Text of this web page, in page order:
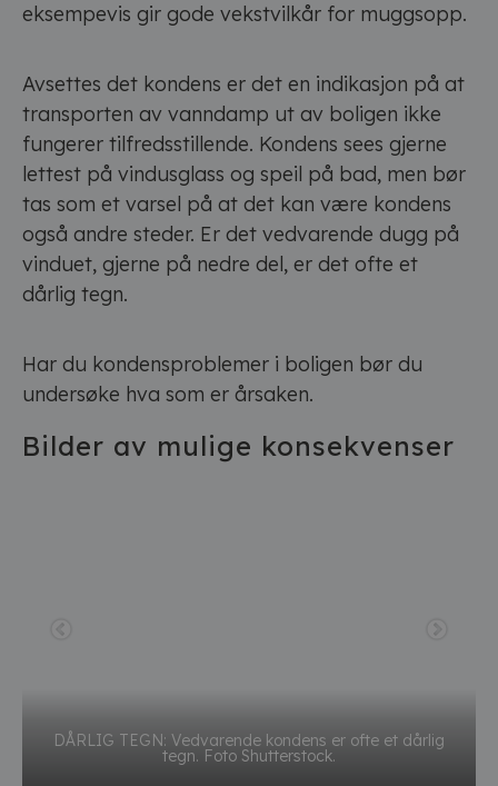
eksempevis gir gode vekstvilkår for muggsopp.
Avsettes det kondens er det en indikasjon på at
transporten av vanndamp ut av boligen ikke
fungerer tilfredsstillende. Kondens sees gjerne
lettest på vindusglass og speil på bad, men bør
tas som et varsel på at det kan være kondens
også andre steder. Er det vedvarende dugg på
vinduet, gjerne på nedre del, er det ofte et
dårlig tegn.
Har du kondensproblemer i boligen bør du
undersøke hva som er årsaken.
Bilder av mulige konsekvenser
DÅRLIG TEGN: Vedvarende kondens er ofte et dårlig
tegn. Foto Shutterstock.